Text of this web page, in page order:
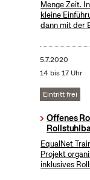
Menge Zeit.
kleine
dann mit der
5.7.2020
14 bis 17 Uhr
Eintritt frei
Offenes
EqualNet
Projekt
inklusives